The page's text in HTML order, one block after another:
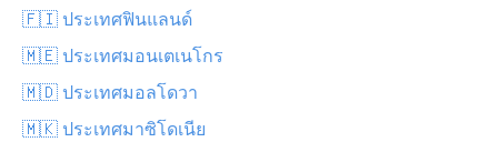
🇫🇮 ประเทศฟินแลนด์
🇲🇪 ประเทศมอนเตเนโกร
🇲🇩 ประเทศมอลโดวา
🇲🇰 ประเทศมาซิโดเนีย